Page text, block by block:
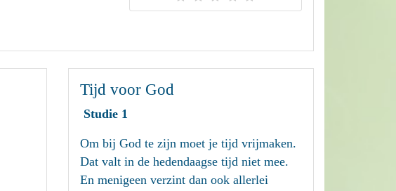
Tijd voor God
Studie 1
Om bij God te zijn moet je tijd vrijmaken.
Dat valt in de hedendaagse tijd niet mee.
En menigeen verzint dan ook allerlei